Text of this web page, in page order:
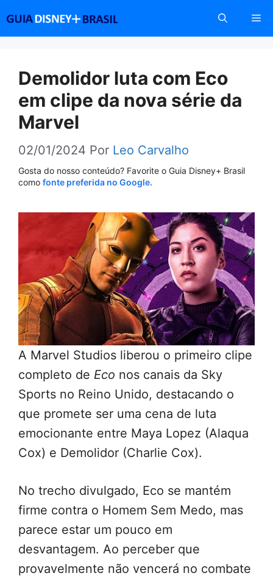
conteúdo
Demolidor luta com Eco
em clipe da nova série da
Marvel
02/01/2024 Por Leo Carvalho
Gosta do nosso conteúdo? Favorite o Guia Disney+ Brasil
como fonte preferida no Google.
A Marvel Studios liberou o primeiro clipe
completo de Eco nos canais da Sky
Sports no Reino Unido, destacando o
que promete ser uma cena de luta
emocionante entre Maya Lopez (Alaqua
Cox) e Demolidor (Charlie Cox).
No trecho divulgado, Eco se mantém
firme contra o Homem Sem Medo, mas
parece estar um pouco em
desvantagem. Ao perceber que
provavelmente não vencerá no combate